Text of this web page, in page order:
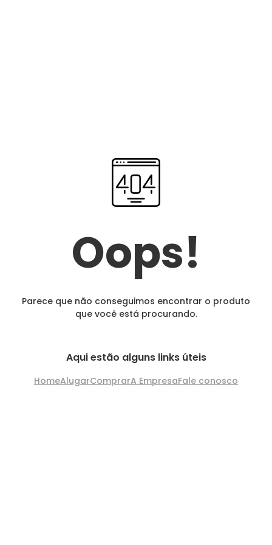
Oops!
Parece que não conseguimos encontrar o produto
que você está procurando.
Aqui estão alguns links úteis
HomeAlugarComprarA EmpresaFale conosco